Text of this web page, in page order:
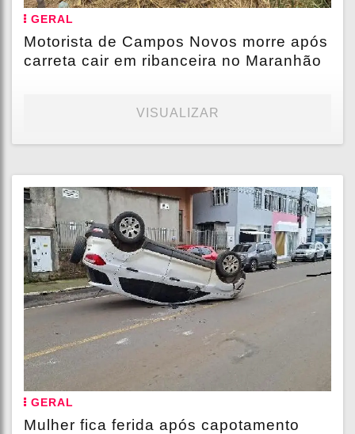
GERAL
Motorista de Campos Novos morre após
carreta cair em ribanceira no Maranhão
VISUALIZAR
GERAL
Mulher fica ferida após capotamento